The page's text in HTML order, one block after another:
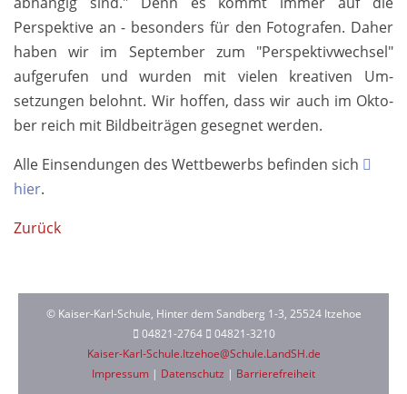
Perspek­tive an - beson­ders für den Foto­grafen. Daher
haben wir im Sep­tember zum "Perspek­tiv­wechsel"
aufge­rufen und wurden mit vielen krea­tiven Um­
setzungen belohnt. Wir hoffen, dass wir auch im Okto­
ber reich mit Bild­beiträgen geseg­net werden.
Alle Ein­sendun­gen des Wett­bewerbs be­finden sich
hier.
Zurück
© Kaiser-Karl-Schule, Hinter dem Sandberg 1-3, 25524 Itzehoe
04821-2764
04821-3210
Kaiser-Karl-Schule.Itzehoe@Schule.LandSH.de
Impressum | Datenschutz | Barrierefreiheit